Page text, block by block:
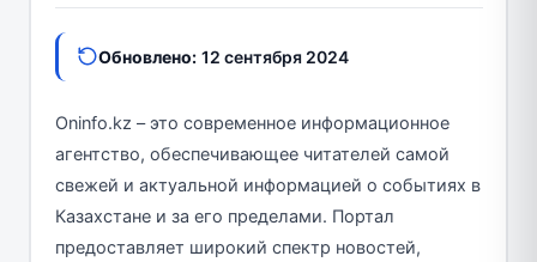
Обновлено: 12 сентября 2024
Oninfo.kz – это современное информационное
агентство, обеспечивающее читателей самой
свежей и актуальной информацией о событиях в
Казахстане и за его пределами. Портал
предоставляет широкий спектр новостей,